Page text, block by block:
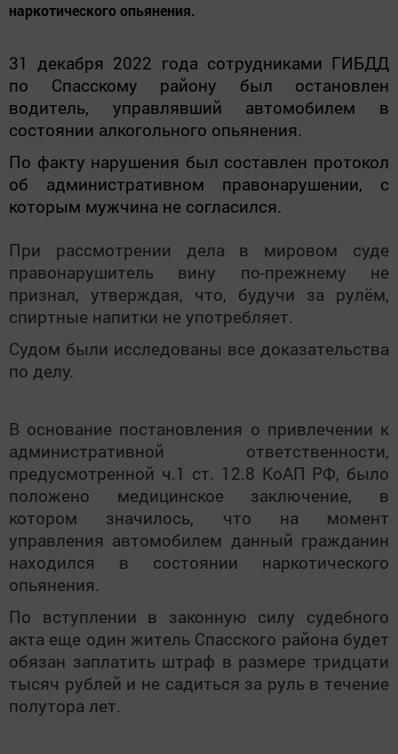
наркотического опьянения.
31 декабря 2022 года сотрудниками ГИБДД
по Спасскому району был остановлен
водитель, управлявший автомобилем в
состоянии алкогольного опьянения.
По факту нарушения был составлен протокол
об административном правонарушении, с
которым мужчина не согласился.
При рассмотрении дела в мировом суде
правонарушитель вину по-прежнему не
признал, утверждая, что, будучи за рулём,
спиртные напитки не употребляет.
Судом были исследованы все доказательства
по делу.
В основание постановления о привлечении к
административной ответственности,
предусмотренной ч.1 ст. 12.8 КоАП РФ, было
положено медицинское заключение, в
котором значилось, что на момент
управления автомобилем данный гражданин
находился в состоянии наркотического
опьянения.
По вступлении в законную силу судебного
акта еще один житель Спасского района будет
обязан заплатить штраф в размере тридцати
тысяч рублей и не садиться за руль в течение
полутора лет.